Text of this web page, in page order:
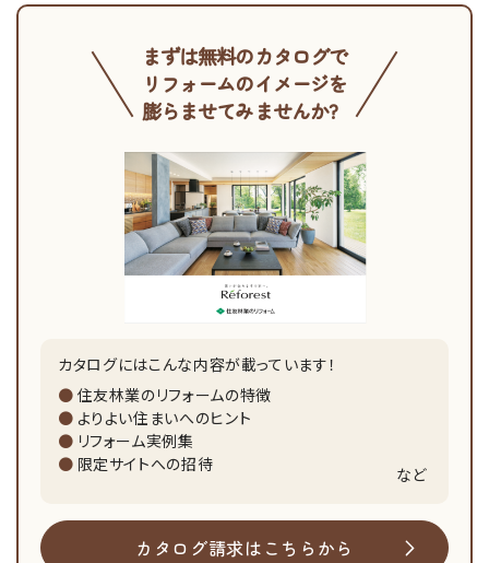
まずは無料のカタログで
リフォームのイメージを
膨らませてみませんか?
カタログにはこんな内容が載っています！
住友林業のリフォームの特徴
よりよい住まいへのヒント
リフォーム実例集
限定サイトへの招待
など
カタログ請求はこちらから